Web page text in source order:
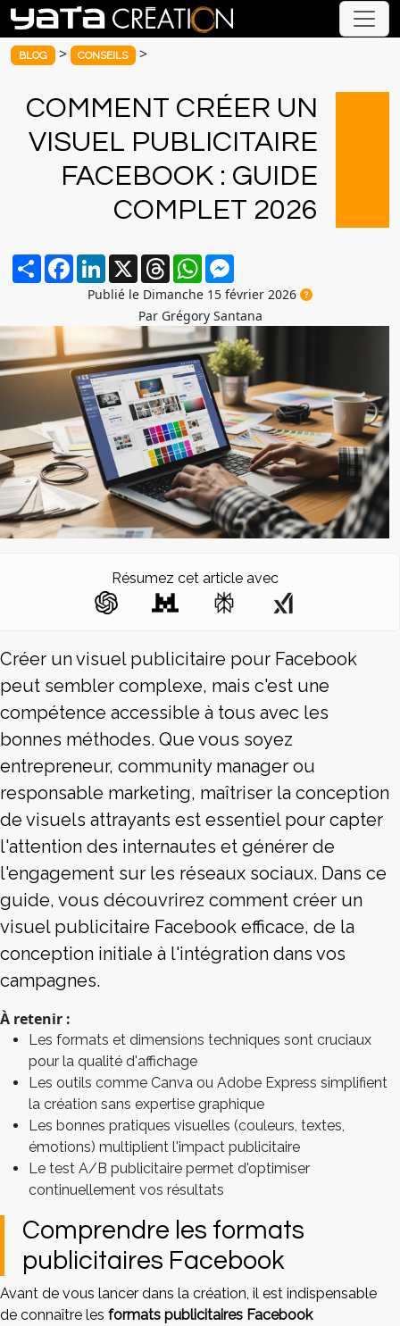
BLOG > CONSEILS >
COMMENT CRÉER UN
VISUEL PUBLICITAIRE
FACEBOOK : GUIDE
COMPLET 2026
PartagerFacebook
LinkedIn
X ThreadsWhatsApp
Publié le Dimanche 15 février 2026
Par Grégory Santana
Résumez cet article avec
Créer un visuel publicitaire pour Facebook
peut sembler complexe, mais c'est une
compétence accessible à tous avec les
bonnes méthodes. Que vous soyez
entrepreneur, community manager ou
responsable marketing, maîtriser la conception
de visuels attrayants est essentiel pour capter
l'attention des internautes et générer de
l'engagement sur les réseaux sociaux. Dans ce
guide, vous découvrirez comment créer un
visuel publicitaire Facebook efficace, de la
conception initiale à l'intégration dans vos
campagnes.
À retenir :
Les formats et dimensions techniques sont cruciaux
pour la qualité d'affichage
Les outils comme Canva ou Adobe Express simplifient
la création sans expertise graphique
Les bonnes pratiques visuelles (couleurs, textes,
émotions) multiplient l'impact publicitaire
Le test A/B publicitaire permet d'optimiser
continuellement vos résultats
Comprendre les formats
publicitaires Facebook
Avant de vous lancer dans la création, il est indispensable
de connaître les formats publicitaires Facebook